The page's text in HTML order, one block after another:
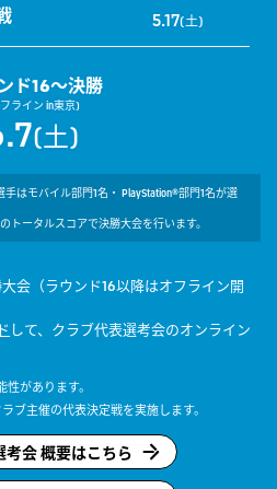
5.17(土)
ド16～決勝
ライン in東京)
(土)
手はモバイル部門1名・ PlayStation®部門1名が選
トータルスコアで決勝大会を行います。
会（ラウンド16以降はオフライン開
して、クラブ代表選考会のオンライン
があります。
ブ主催の代表決定戦を実施します。
考会 概要はこちら